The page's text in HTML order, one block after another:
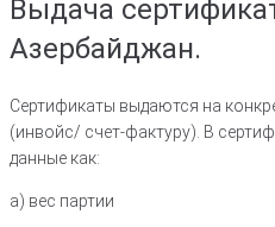
Выдача
Азербайджан.
Сертификаты выдаются на
(инвойс/ счет-фактуру). В
данные как:
а) вес партии